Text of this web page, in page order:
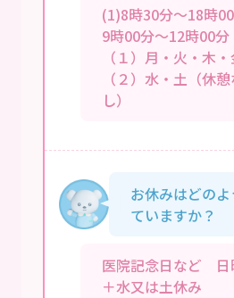
(1)8時30分～18時
9時00分～12時00分
（１）月・火・木
（２）水・土（休
し）
お休みはどの
ていますか？
医院記念日など 日
＋水又は土休み